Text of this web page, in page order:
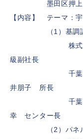
墨田区押上1-1-
【内容】 テーマ：
（1）基調講演
株式会社ア
級副社長
千葉工業大
井朋子 所長
千葉大学宇
幸 センター長
（2）パネルデ